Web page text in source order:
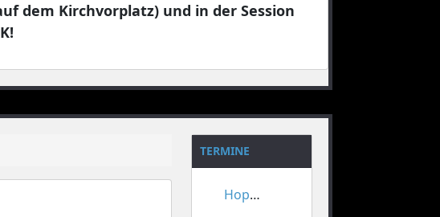
dem Kirchvorplatz) und in der Session
TERMINE
Hoppeditzerwachen